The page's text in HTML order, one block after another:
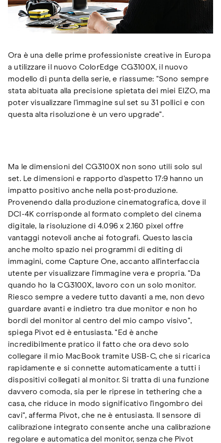
Ora è una delle prime professioniste creative in Europa
a utilizzare il nuovo ColorEdge CG3100X, il nuovo
modello di punta della serie, e riassume: "Sono sempre
stata abituata alla precisione spietata dei miei EIZO, ma
poter visualizzare l'immagine sul set su 31 pollici e con
questa alta risoluzione è un vero upgrade".
Ma le dimensioni del CG3100X non sono utili solo sul
set. Le dimensioni e rapporto d'aspetto 17:9 hanno un
impatto positivo anche nella post-produzione.
Provenendo dalla produzione cinematografica, dove il
DCI-4K corrisponde al formato completo del cinema
digitale, la risoluzione di 4.096 x 2.160 pixel offre
vantaggi notevoli anche ai fotografi. Questo lascia
anche molto spazio nei programmi di editing di
immagini, come Capture One, accanto all'interfaccia
utente per visualizzare l'immagine vera e propria. "Da
quando ho la CG3100X, lavoro con un solo monitor.
Riesco sempre a vedere tutto davanti a me, non devo
guardare avanti e indietro tra due monitor e non ho
bordi del monitor al centro del mio campo visivo",
spiega Pivot ed è entusiasta. "Ed è anche
incredibilmente pratico il fatto che ora devo solo
collegare il mio MacBook tramite USB-C, che si ricarica
rapidamente e si connette automaticamente a tutti i
dispositivi collegati al monitor. Si tratta di una funzione
davvero comoda, sia per le riprese in tethering che a
casa, che riduce in modo significativo l'ingombro dei
cavi", afferma Pivot, che ne è entusiasta. Il sensore di
calibrazione integrato consente anche una calibrazione
regolare e automatica del monitor, senza che Pivot